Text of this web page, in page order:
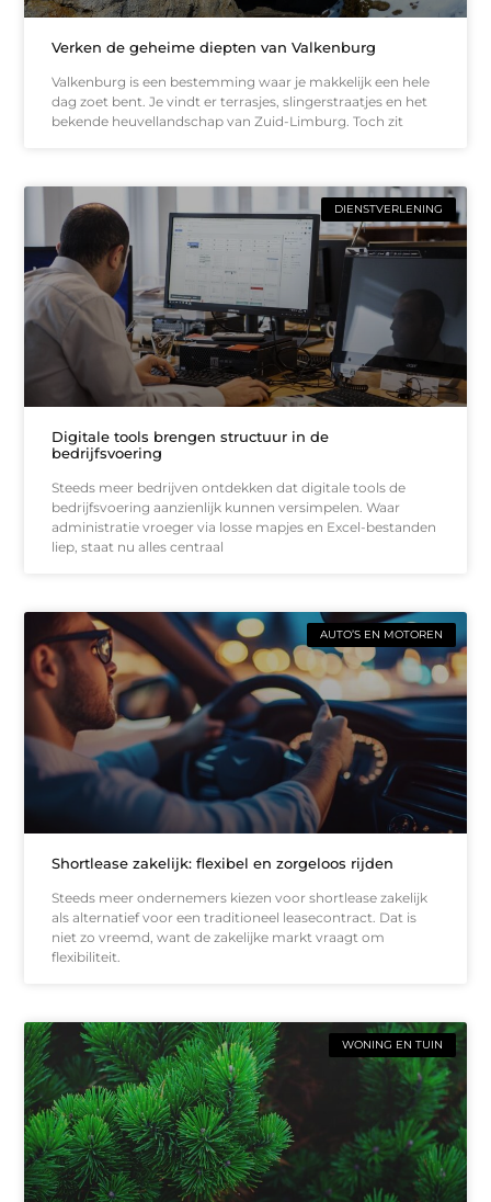
Verken de geheime diepten van Valkenburg
Valkenburg is een bestemming waar je makkelijk een hele
dag zoet bent. Je vindt er terrasjes, slingerstraatjes en het
bekende heuvellandschap van Zuid-Limburg. Toch zit
DIENSTVERLENING
Digitale tools brengen structuur in de
bedrijfsvoering
Steeds meer bedrijven ontdekken dat digitale tools de
bedrijfsvoering aanzienlijk kunnen versimpelen. Waar
administratie vroeger via losse mapjes en Excel-bestanden
liep, staat nu alles centraal
AUTO’S EN MOTOREN
Shortlease zakelijk: flexibel en zorgeloos rijden
Steeds meer ondernemers kiezen voor shortlease zakelijk
als alternatief voor een traditioneel leasecontract. Dat is
niet zo vreemd, want de zakelijke markt vraagt om
flexibiliteit.
WONING EN TUIN